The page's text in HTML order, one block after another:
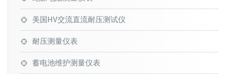
美国HV交流直流耐压测试仪
耐压测量仪表
蓄电池维护测量仪表